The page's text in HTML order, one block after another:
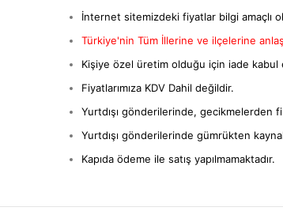
İnternet sitemizdeki fiyatlar bilgi amaçlı
Türkiye'nin Tüm İllerine ve ilçelerine
Kişiye özel üretim olduğu için iade kabul
Fiyatlarımıza KDV Dahil değildir.
Yurtdışı gönderilerinde, gecikmelerden
Yurtdışı gönderilerinde gümrükten
Kapıda ödeme ile satış yapılmamaktadır.